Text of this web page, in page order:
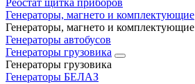
Реостат щитка приборов
Генераторы, магнето и комплектующие
Генераторы, магнето и комплектующие
Генераторы автобусов
Генераторы грузовика
Генераторы грузовика
Генераторы БЕЛАЗ